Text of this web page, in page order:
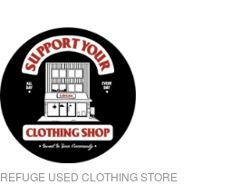
REFUGE USED CLOTHING STORE